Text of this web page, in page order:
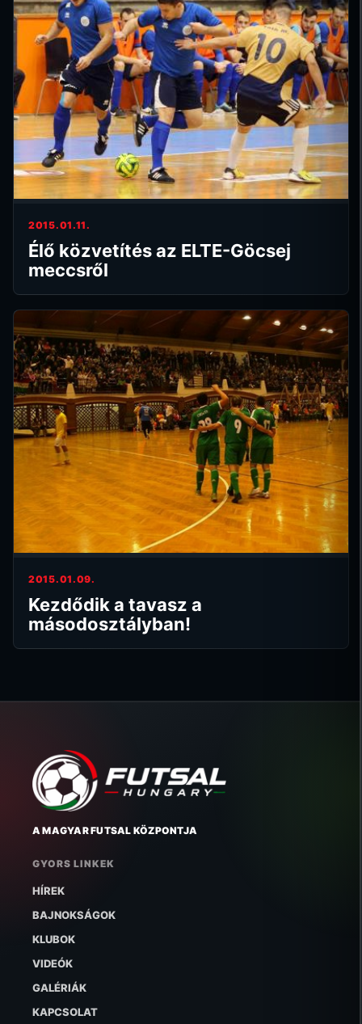
2015.01.11.
Élő közvetítés az ELTE-Göcsej
meccsről
2015.01.09.
Kezdődik a tavasz a
másodosztályban!
A MAGYAR FUTSAL KÖZPONTJA
GYORS LINKEK
HÍREK
BAJNOKSÁGOK
KLUBOK
VIDEÓK
GALÉRIÁK
KAPCSOLAT